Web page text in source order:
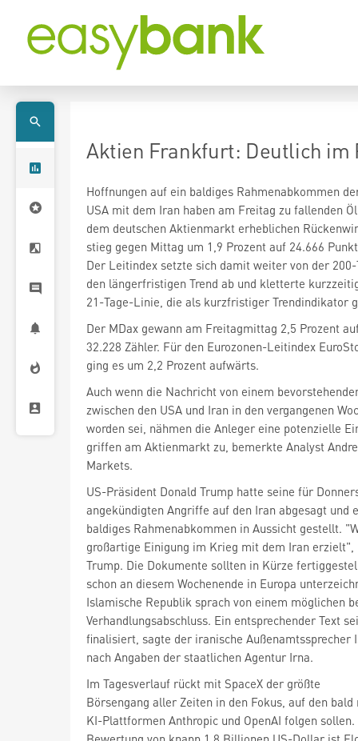
Aktien Frankfurt: Deutlich im
Hoffnungen auf ein baldiges Rahmenabkommen
USA mit dem Iran haben am Freitag zu fallenden
stieg gegen Mittag um 1,9 Prozent auf 24.666
Der Leitindex setzte sich damit weiter von der
den längerfristigen Trend ab und kletterte
21-Tage-Linie, die als kurzfristiger Trendindikator
Der MDax gewann am Freitagmittag 2,5 Prozent
ging es um 2,2 Prozent aufwärts.
Auch wenn die Nachricht von einem
zwischen den USA und Iran in den vergangenen
worden sei, nähmen die Anleger eine potenzielle
griffen am Aktienmarkt zu, bemerkte Analyst
Markets.
US-Präsident Donald Trump hatte seine für
angekündigten Angriffe auf den Iran abgesagt und
baldiges Rahmenabkommen in Aussicht gestellt.
großartige Einigung im Krieg mit dem Iran erzielt",
Trump. Die Dokumente sollten in Kürze
schon an diesem Wochenende in Europa
Islamische Republik sprach von einem möglichen
Verhandlungsabschluss. Ein entsprechender Text
finalisiert, sagte der iranische Außenamtssprecher
nach Angaben der staatlichen Agentur Irna.
Im Tagesverlauf rückt mit SpaceX der größte
Börsengang aller Zeiten in den Fokus, auf den bald
KI-Plattformen Anthropic und OpenAI folgen